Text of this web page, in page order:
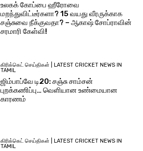
உலகக் கோப்பை ஹீரோவை
மறந்துவிட்டீர்களா? 15 வயது வீரருக்காக
சஞ்சுவை நீக்குவதா? – ஆகாஷ் சோப்ராவின்
சரமாரி கேள்வி!
கிரிக்கெட் செய்திகள் | LATEST CRICKET NEWS IN
TAMIL
ஜிம்பாப்வே டி20: சஞ்சு சாம்சன்
புறக்கணிப்பு… வெளியான உண்மையான
காரணம்
கிரிக்கெட் செய்திகள் | LATEST CRICKET NEWS IN
TAMIL